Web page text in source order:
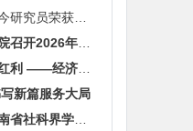
湖南省社会科学院卓今研究员荣获第九届鲁迅文学奖
上海市发展改革研究院召开2026年半年度工作会议
读懂“一带一部”发展红利 ——经济学专家谈湖南区位优势
新篇服务大局
关于开展第十六届湖南省社科界学术年会征文活动的通知